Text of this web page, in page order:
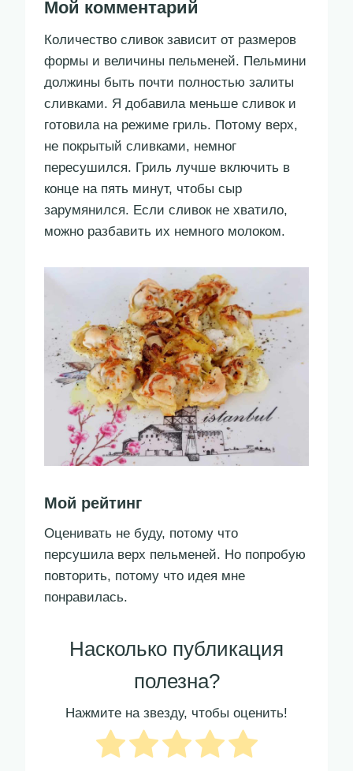
Мой комментарий
Количество сливок зависит от размеров
формы и величины пельменей. Пельмини
должины быть почти полностью залиты
сливками. Я добавила меньше сливок и
готовила на режиме гриль. Потому верх,
не покрытый сливками, немног
пересушился. Гриль лучше включить в
конце на пять минут, чтобы сыр
зарумянился. Если сливок не хватило,
можно разбавить их немного молоком.
Мой рейтинг
Оценивать не буду, потому что
персушила верх пельменей. Но попробую
повторить, потому что идея мне
понравилась.
Насколько публикация
полезна?
Нажмите на звезду, чтобы оценить!